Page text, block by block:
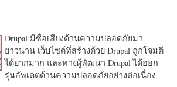
Drupal มีชื่อเสียงด้านความปลอดภัยมา
ยาวนาน เว็บไซต์ที่สร้างด้วย Drupal ถูกโจมตี
ได้ยากมาก และทางผู้พัฒนา Drupal ได้ออก
รุ่นอัพเดตด้านความปลอดภัยอย่างต่อเนื่อง